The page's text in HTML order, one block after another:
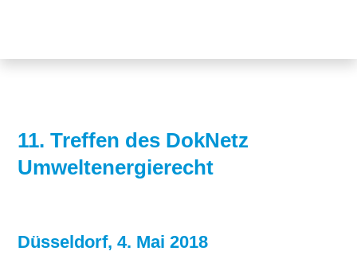
Blog
11. Treffen des DokNetz
Umweltenergierecht
Düsseldorf, 4. Mai 2018